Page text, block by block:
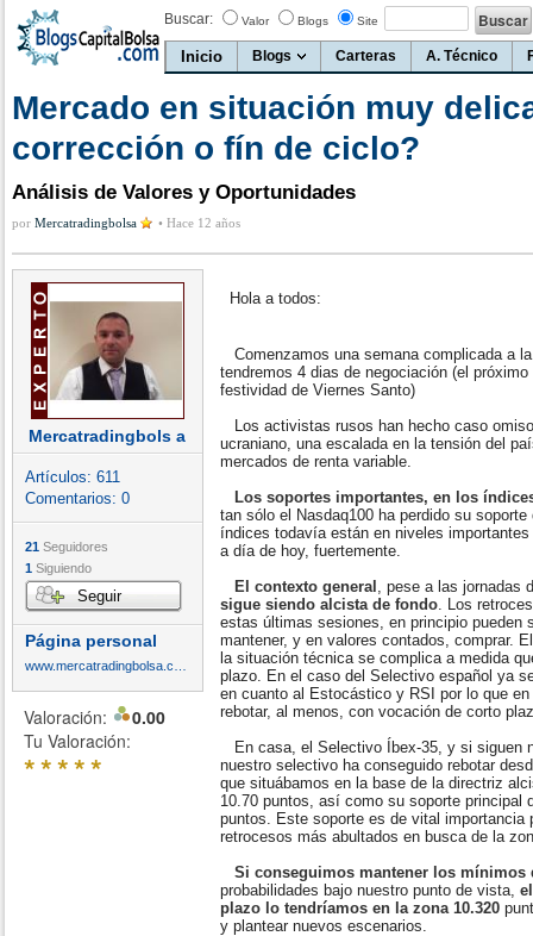
Buscar: Valor Blogs Site
Inicio Blogs Carteras A. Técnico
Mercado en situación muy
corrección o fín de ciclo?
Análisis de Valores y Oportunidades
por Mercatradingbolsa • Hace 12 años
Mercatradingbols a
Artículos: 611
Comentarios: 0
21 Seguidores
1 Siguiendo
Seguir
Página personal
Valoración:
0.00
Tu Valoración:
*****
Hola a todos:
Comenzamos una semana complicada a
tendremos 4 dias de negociación (el
festividad de Viernes Santo)
Los activistas rusos han hecho caso
ucraniano, una escalada en la tensión del
mercados de renta variable.
Los soportes importantes, en los
tan sólo el Nasdaq100 ha perdido su
índices todavía están en niveles
a día de hoy, fuertemente.
El contexto general , pese a las jornadas
sigue siendo alcista de fondo. Los
estas últimas sesiones, en principio pueden
mantener, y en valores contados, comprar.
la situación técnica se complica a medida
plazo. En el caso del Selectivo español ya
en cuanto al Estocástico y RSI por lo que
rebotar, al menos, con vocación de corto
En casa, el Selectivo Íbex-35, y si siguen
nuestro selectivo ha conseguido rebotar
que situábamos en la base de la directriz
10.70 puntos, así como su soporte principal
puntos. Este soporte es de vital importancia
retrocesos más abultados en busca de la
Si conseguimos mantener los mínimos
probabilidades bajo nuestro punto de vista,
plazo lo tendríamos en la zona 10.320
y plantear nuevos escenarios.